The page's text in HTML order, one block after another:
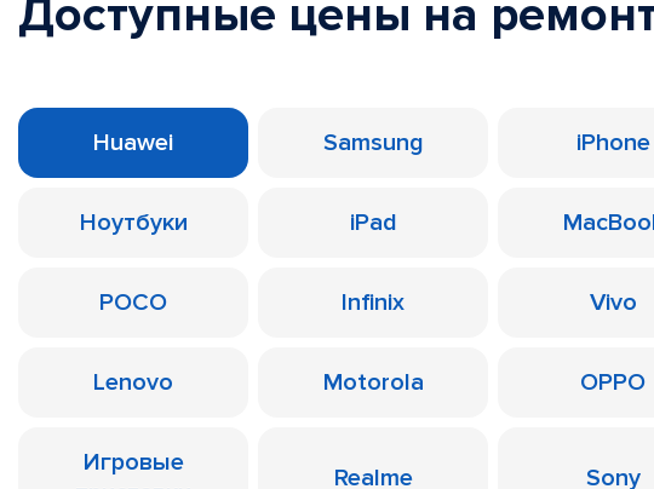
Доступные цены на
Huawei Samsung iPhone
Ноутбуки iPad
POCO Infinix Vivo
Lenovo Motorola OPPO
Игровые
Realme Sony